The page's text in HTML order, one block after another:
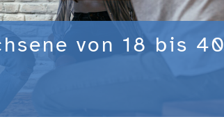
von 18 bis 40